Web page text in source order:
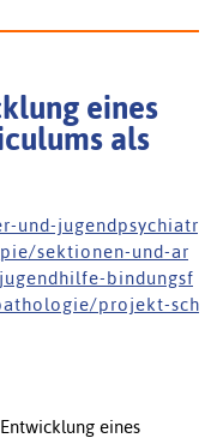
eines
als
- u n d - j u g e n d p s y c h i a t r
i e / s e k t i o n e n - u n d - a r
g e n d h i l f e - b i n d u n g s f
t h o l o g i e / p r o j e k t - s c h
eines